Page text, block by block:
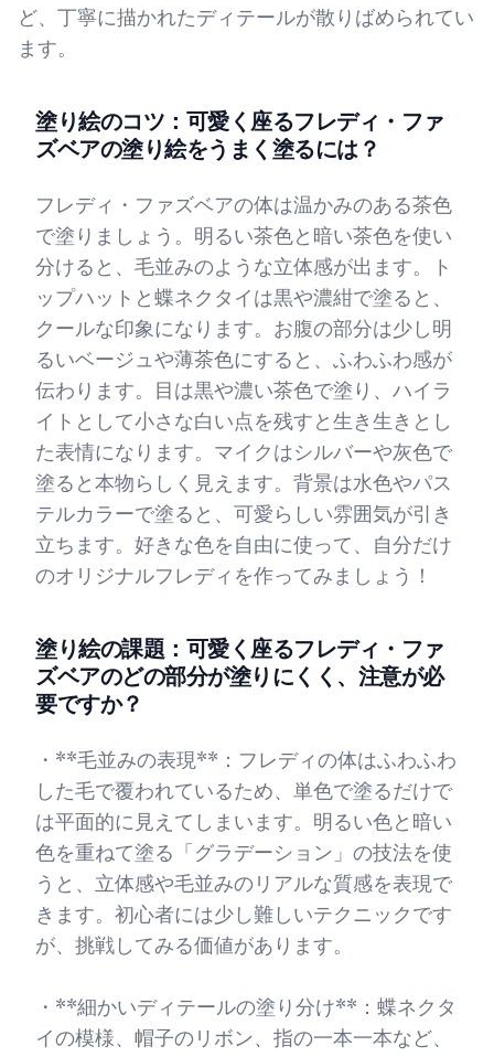
ど、丁寧に描かれたディテールが散りばめられてい
ます。
塗り絵のコツ：可愛く座るフレディ・ファ
ズベアの塗り絵をうまく塗るには？
フレディ・ファズベアの体は温かみのある茶色
で塗りましょう。明るい茶色と暗い茶色を使い
分けると、毛並みのような立体感が出ます。ト
ップハットと蝶ネクタイは黒や濃紺で塗ると、
クールな印象になります。お腹の部分は少し明
るいベージュや薄茶色にすると、ふわふわ感が
伝わります。目は黒や濃い茶色で塗り、ハイラ
イトとして小さな白い点を残すと生き生きとし
た表情になります。マイクはシルバーや灰色で
塗ると本物らしく見えます。背景は水色やパス
テルカラーで塗ると、可愛らしい雰囲気が引き
立ちます。好きな色を自由に使って、自分だけ
のオリジナルフレディを作ってみましょう！
塗り絵の課題：可愛く座るフレディ・ファ
ズベアのどの部分が塗りにくく、注意が必
要ですか？
・**毛並みの表現**：フレディの体はふわふわ
した毛で覆われているため、単色で塗るだけで
は平面的に見えてしまいます。明るい色と暗い
色を重ねて塗る「グラデーション」の技法を使
うと、立体感や毛並みのリアルな質感を表現で
きます。初心者には少し難しいテクニックです
が、挑戦してみる価値があります。
・**細かいディテールの塗り分け**：蝶ネクタ
イの模様、帽子のリボン、指の一本一本など、